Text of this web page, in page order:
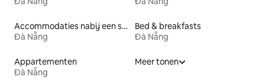
Accommodaties nabij een strand
Đà Nẵng
Bed & breakfasts
Đà Nẵng
Appartementen
Đà Nẵng
Meer tonen